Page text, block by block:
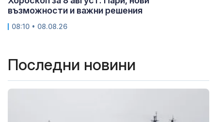
възможности и важни решения
08:10 • 08.08.26
Последни новини